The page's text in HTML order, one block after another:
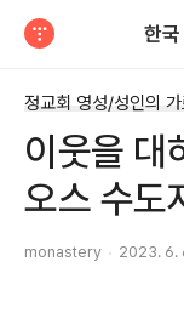
한
정교회 영성/성인의
이웃을 대
오스 수도
monastery 2023. 6.